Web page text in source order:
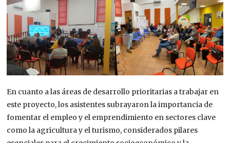
En cuanto a las áreas de desarrollo prioritarias a trabajar en
este proyecto, los asistentes subrayaron la importancia de
fomentar el empleo y el emprendimiento en sectores clave
como la agricultura y el turismo, considerados pilares